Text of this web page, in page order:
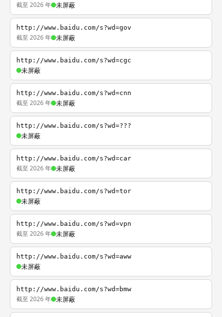
截至 2026 年 未屏蔽
http://www.baidu.com/s?wd=gov
截至 2026 年 未屏蔽
http://www.baidu.com/s?wd=cgc
未屏蔽
http://www.baidu.com/s?wd=cnn
截至 2026 年 未屏蔽
http://www.baidu.com/s?wd=???
未屏蔽
http://www.baidu.com/s?wd=car
截至 2026 年 未屏蔽
http://www.baidu.com/s?wd=tor
未屏蔽
http://www.baidu.com/s?wd=vpn
截至 2026 年 未屏蔽
http://www.baidu.com/s?wd=aww
未屏蔽
http://www.baidu.com/s?wd=bmw
截至 2026 年 未屏蔽